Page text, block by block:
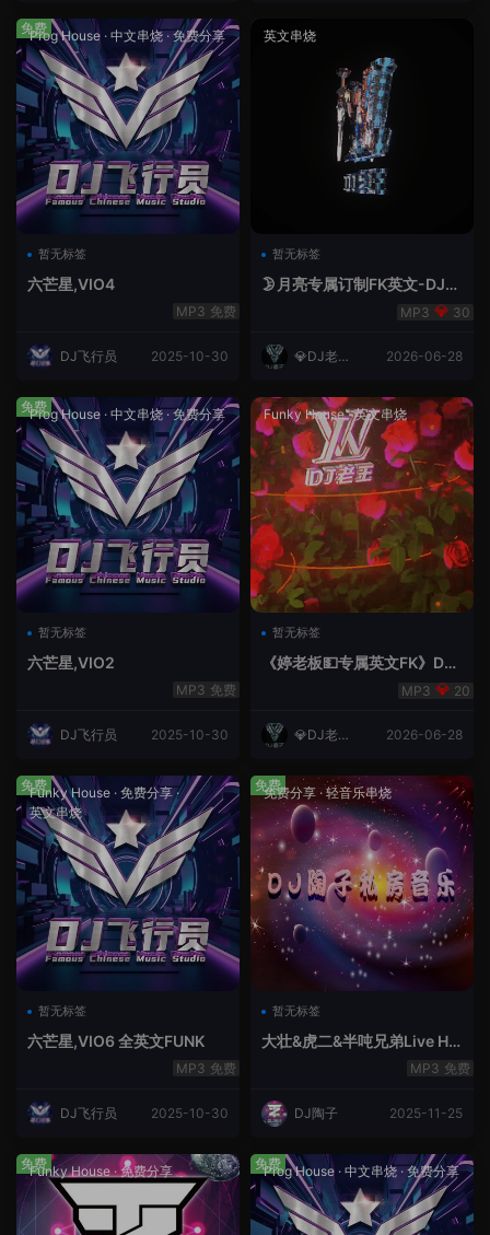
Prog House · 中文串烧·免费分享
暂无标签
六芒星,VIO4
免费
DJ飞行员 2025-10-30
免费 英文串烧
暂无标签
🌛月亮专属订制FK英文-DJ老
30
💎DJ老王
2026-06-28
Prog House · 中文串烧·免费分享
暂无标签
六芒星,VIO2
免费
DJ飞行员 2025-10-30
免费 Funky House·英文串烧
暂无标签
《婷老板💵专属英文FK》DJ
20
💎DJ老王
2026-06-28
Funky House · 免费分享·
英文串烧
暂无标签
六芒星,VIO6 全英文FUNK
免费
DJ飞行员 2025-10-30
免费 免费分享 ·轻音乐串烧
暂无标签
大壮&虎二&半吨兄弟Live Ho
免费
DJ陶子 2025-11-25
免费
Funky House·免费分享
免费 Prog House · 中文串烧·免费分享
免费